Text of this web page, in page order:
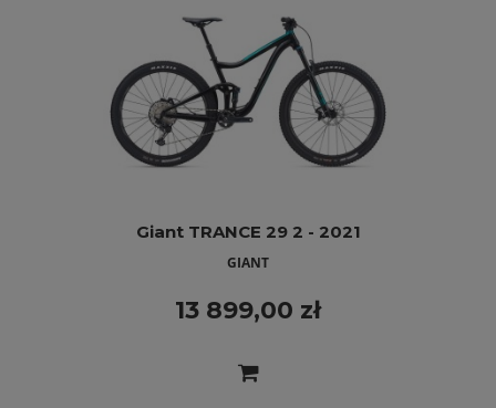
Giant TRANCE 29 2 - 2021
GIANT
13 899,00 zł